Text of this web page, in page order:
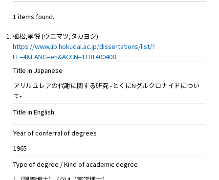
1 items found.
植松,孝悦 (ウエマツ,タカヨシ)
https://www.lib.hokudai.ac.jp/dissertations/list/?
FF=4&LANG=en&ACCN=1101400408
Title in Japanese
アリルユレアの代謝に関する研究 -とくにNグルクロナイドについ
て-
Title in English
Year of conferral of degrees
1965
Type of degree / Kind of academic degree